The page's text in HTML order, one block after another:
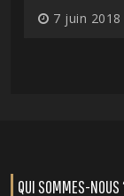
7 juin 2018
QUI SOMMES-NOUS